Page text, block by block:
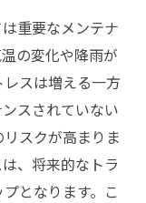
重要なメンテナ
の変化や降雨が
スは増える一方
スされていない
スクが高まりま
、将来的なトラ
となります。こ